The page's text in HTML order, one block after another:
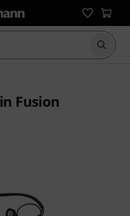
Börja
Fusion
9 kundbetyg